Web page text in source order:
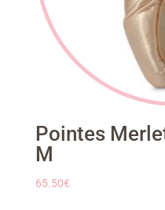
Pointes
M
65.50€